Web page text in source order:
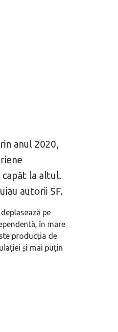
anul 2020,
la altul.
autorii SF.
pe
în mare
producția de
și mai puțin